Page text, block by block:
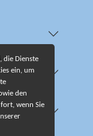
die Dienste
ein, um
den
fort, wenn Sie